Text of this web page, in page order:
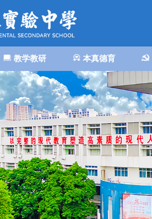
教学教研 本真德育